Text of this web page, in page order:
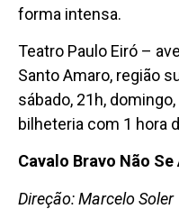
forma intensa.
Teatro Paulo Eiró –
Santo Amaro, região
sábado, 21h,
bilheteria com 1 hora
Cavalo Bravo Não Se
Direção: Marcelo Soler